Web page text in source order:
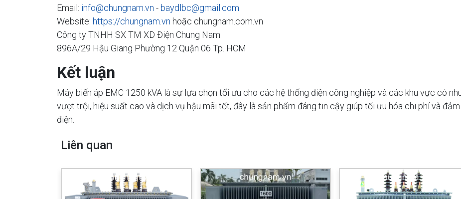
Email: info@chungnam.vn -baydlbc@gmail.com
Website: https://chungnam.vn hoặc chungnam.com.vn
Công ty TNHH SX TM XD Điện Chung Nam
896A/29 Hậu Giang Phường 12 Quận 06 Tp. HCM
Kết luận
Máy biến áp EMC 1250 kVA là sự lựa chọn tối ưu cho các hệ thống điện công nghiệp và các khu vực có
vượt trội, hiệu suất cao và dịch vụ hậu mãi tốt, đây là sản phẩm đáng tin cậy giúp tối ưu hóa chi phí và
điện.
Liên quan